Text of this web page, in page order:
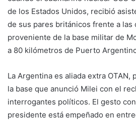
de los Estados Unidos, recibió
de sus pares británicos frente a las
proveniente de la base militar de
a 80 kilómetros de Puerto
La Argentina es aliada extra OTAN,
la base que anunció Milei con el
interrogantes políticos. El gesto
presidente está empeñado en